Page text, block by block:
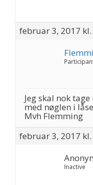
februar 3, 2017 kl.
Jeg skal nok
med nøglen i
Mvh Flemming
februar 3, 2017 kl.
Inactive